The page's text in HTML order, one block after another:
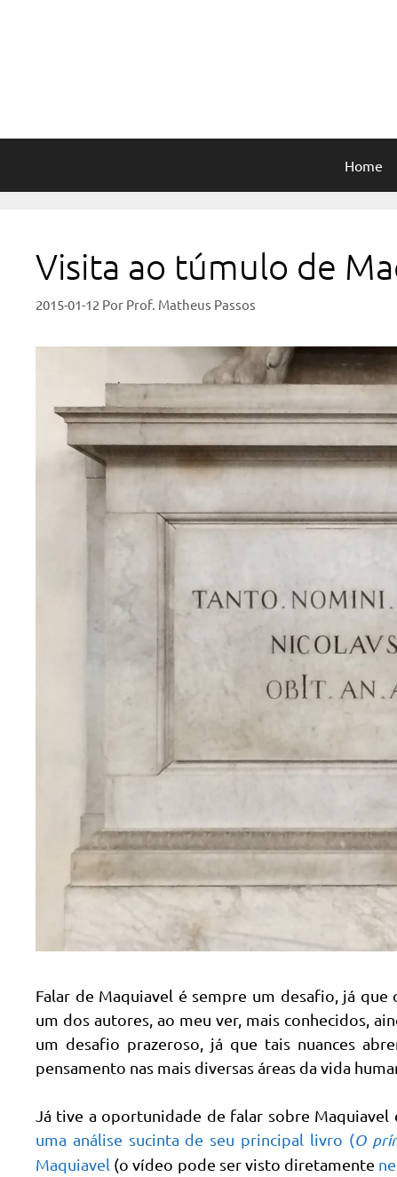
Home
Visita ao túmulo de
2015-01-12 Por Prof. Matheus Passos
Falar de Maquiavel é sempre um desafio, já
um dos autores, ao meu ver, mais conhecidos,
um desafio prazeroso, já que tais nuances
pensamento nas mais diversas áreas da vida
Já tive a oportunidade de falar sobre
uma análise sucinta de seu principal livro (O
Maquiavel (o vídeo pode ser visto diretamente